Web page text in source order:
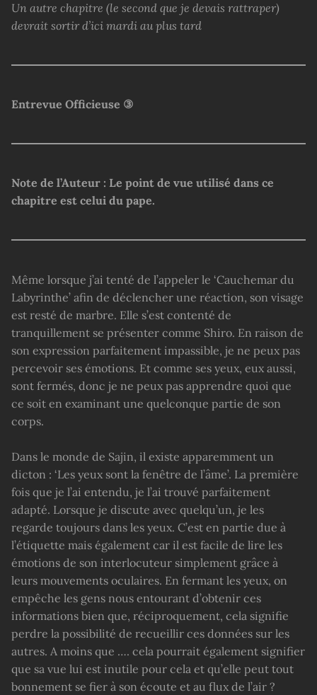
Un autre chapitre (le second que je devais rattraper)
devrait sortir d’ici mardi au plus tard
Entrevue Officieuse ③
Note de l’Auteur : Le point de vue utilisé dans ce
chapitre est celui du pape.
Même lorsque j’ai tenté de l’appeler le ‘Cauchemar du
Labyrinthe’ afin de déclencher une réaction, son visage
est resté de marbre. Elle s’est contenté de
tranquillement se présenter comme Shiro. En raison de
son expression parfaitement impassible, je ne peux pas
percevoir ses émotions. Et comme ses yeux, eux aussi,
sont fermés, donc je ne peux pas apprendre quoi que
ce soit en examinant une quelconque partie de son
corps.
Dans le monde de Sajin, il existe apparemment un
dicton : ‘Les yeux sont la fenêtre de l’âme’. La première
fois que je l’ai entendu, je l’ai trouvé parfaitement
adapté. Lorsque je discute avec quelqu’un, je les
regarde toujours dans les yeux. C’est en partie due à
l’étiquette mais également car il est facile de lire les
émotions de son interlocuteur simplement grâce à
leurs mouvements oculaires. En fermant les yeux, on
empêche les gens nous entourant d’obtenir ces
informations bien que, réciproquement, cela signifie
perdre la possibilité de recueillir ces données sur les
autres. A moins que …. cela pourrait également signifier
que sa vue lui est inutile pour cela et qu’elle peut tout
bonnement se fier à son écoute et au flux de l’air ?